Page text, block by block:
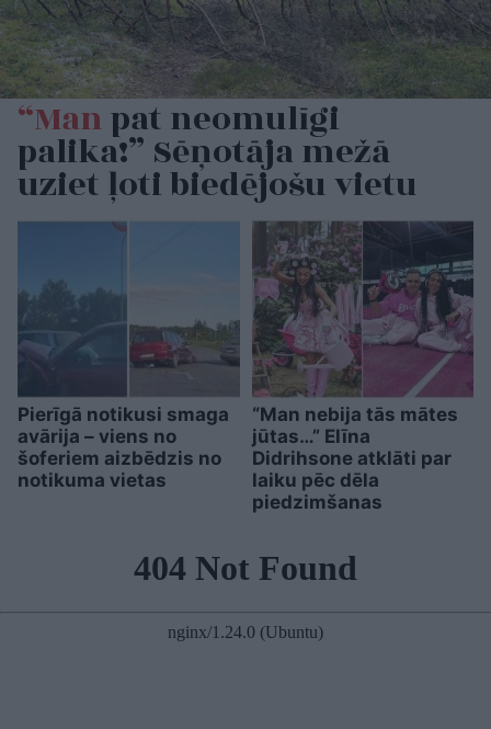
“Manpat neomulīgi
palika!” Sēņotāja mežā
uziet ļoti biedējošu vietu
Pierīgā notikusi smaga
avārija – viens no
šoferiem aizbēdzis no
notikuma vietas
“Man nebija tās mātes
jūtas…” Elīna
Didrihsone atklāti par
laiku pēc dēla
piedzimšanas